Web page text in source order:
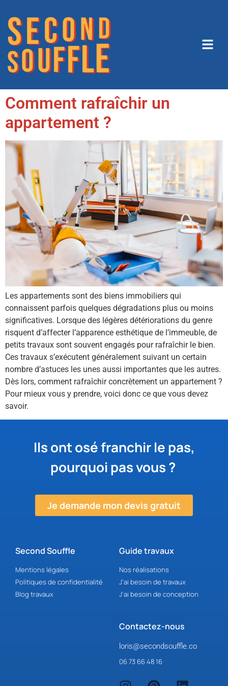
Comment rafraîchir un
appartement ?
Les appartements sont des biens immobiliers qui
connaissent parfois quelques dégradations plus ou moins
significatives. Lorsque des légères détériorations du genre
risquent d’affecter l’apparence esthétique de l’immeuble, de
petits travaux sont souvent engagés pour rafraîchir le bien.
Ces travaux s’exécutent généralement suivant un certain
nombre d’astuces les unes aussi importantes que les autres.
Dès lors, comment rafraîchir concrètement un appartement ?
Pour mieux vous y prendre, voici donc ce que vous devez
savoir.
Ils ont osé franchir le pas,
pourquoi pas vous ?
Je demande mon devis gratuit
Guide travaux
Nos réalisations
J'ai besoin de travaux
J'ai besoin de conception
Second Souffle
Mentions légales
Politiques de confidentialité
Blog travaux
Contactez-nous
loris@secondsouffle.co
06 73 66 48 16